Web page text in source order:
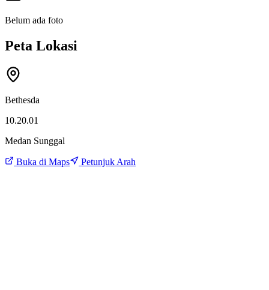
Belum ada foto
Peta Lokasi
Bethesda
10.20.01
Medan Sunggal
Buka di Maps Petunjuk Arah